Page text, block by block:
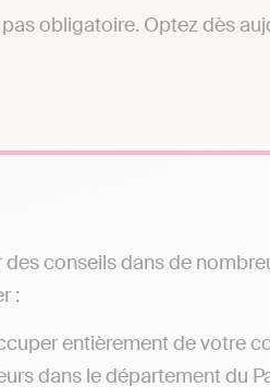
obligatoire. Optez dès
conseils dans de
:
entièrement de votre
dans le département du